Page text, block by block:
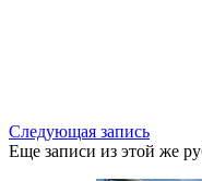
Следующая запись
Еще записи из этой же